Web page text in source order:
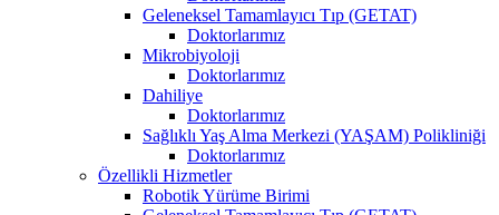
Geleneksel Tamamlayıcı Tıp (GETAT)
Doktorlarımız
Mikrobiyoloji
Doktorlarımız
Dahiliye
Doktorlarımız
Sağlıklı Yaş Alma Merkezi (YAŞAM) Polikliniği
Doktorlarımız
Özellikli Hizmetler
Robotik Yürüme Birimi